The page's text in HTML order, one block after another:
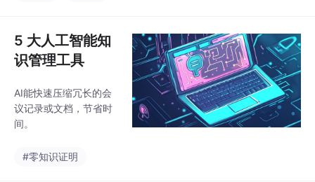
户服务体验。
5 大人工智能知
识管理工具
AI能快速压缩冗长的会
议记录或文档，节省时
间。
#零知识证明